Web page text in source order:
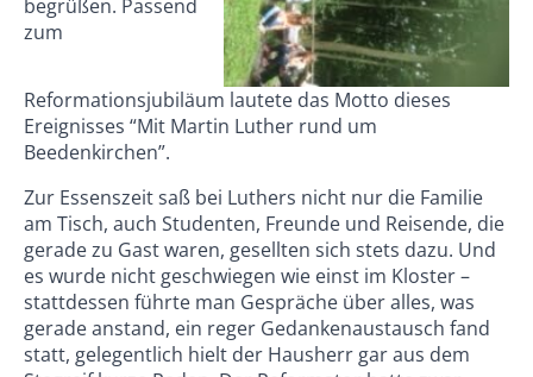
begrüßen. Passend
zum
Reformationsjubiläum lautete das Motto dieses
Ereignisses “Mit Martin Luther rund um
Beedenkirchen”.
Zur Essenszeit saß bei Luthers nicht nur die Familie
am Tisch, auch Studenten, Freunde und Reisende, die
gerade zu Gast waren, gesellten sich stets dazu. Und
es wurde nicht geschwiegen wie einst im Kloster –
stattdessen führte man Gespräche über alles, was
gerade anstand, ein reger Gedankenaustausch fand
statt, gelegentlich hielt der Hausherr gar aus dem